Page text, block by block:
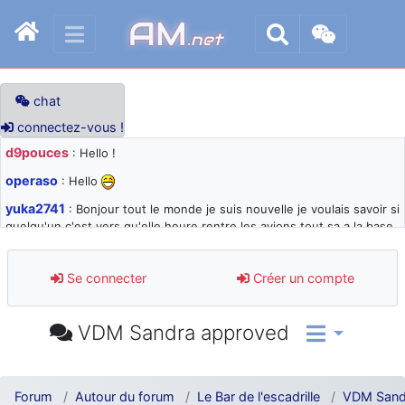
AM.net
chat
connectez-vous !
d9pouces : Hello !
operaso : Hello
yuka2741 : Bonjour tout le monde je suis nouvelle je voulais savoir si
quelqu'un c'est vers qu'elle heure rentre les avions tout sa a la base
d9pouces: désolé pour les quelques blocages du site ces derniers
jours : je teste des méthodes contre le spam et les bots trop nocifs
: Super, la nouvelle bannière
comprendre
Se connecter Créer un compte
VDM Sandra approved
Forum Autour du forum Le Bar de l'escadrille VDM